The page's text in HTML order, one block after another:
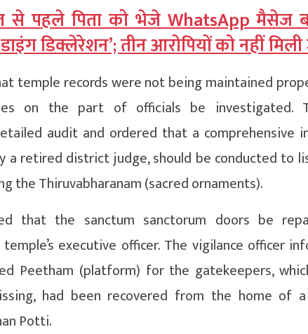
से पहले पिता को भेजे WhatsApp मैसेज
डिक्लेरेशन’; तीन आरोपियों को नहीं
temple records were not being maintained
on the part of officials be investigated.
audit and ordered that a comprehensive
a retired district judge, should be conducted to
the Thiruvabharanam (sacred ornaments).
that the sanctum sanctorum doors be
executive officer. The vigilance officer
Peetham (platform) for the gatekeepers,
had been recovered from the home of
Potti.